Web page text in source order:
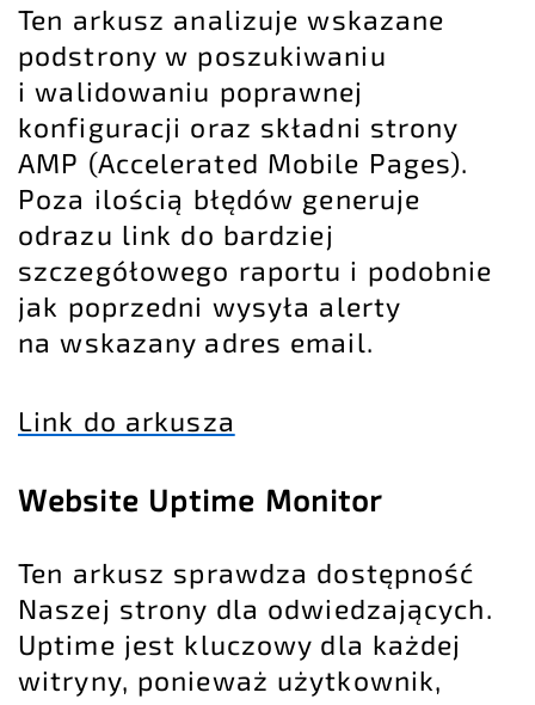
Ten arkusz analizuje wskazane
podstrony w poszukiwaniu
i walidowaniu poprawnej
konfiguracji oraz składni strony
AMP (Accelerated Mobile Pages).
Poza ilością błędów generuje
odrazu link do bardziej
szczegółowego raportu i podobnie
jak poprzedni wysyła alerty
na wskazany adres email.
Link do arkusza
Website Uptime Monitor
Ten arkusz sprawdza dostępność
Naszej strony dla odwiedzających.
Uptime jest kluczowy dla każdej
witryny, ponieważ użytkownik,